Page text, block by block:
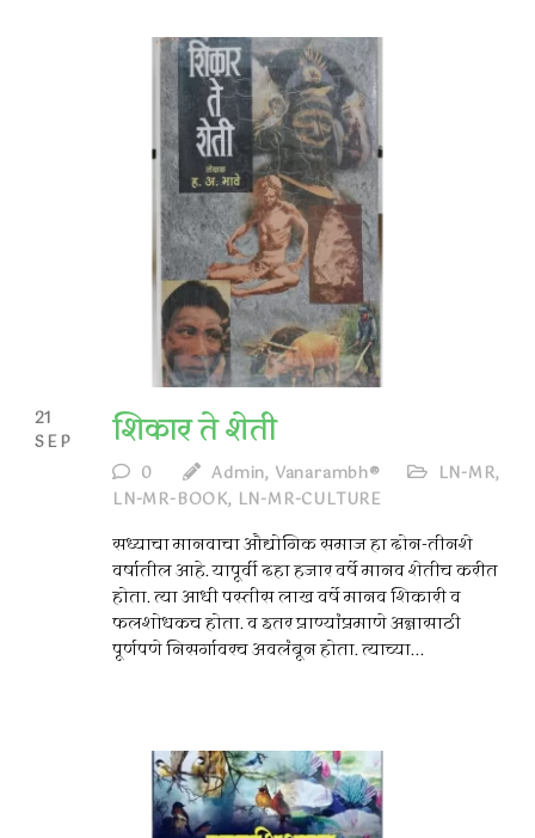
21
SEP
शिकार ते शेती
0 Admin, Vanarambh® LN-MR,
LN-MR-BOOK, LN-MR-CULTURE
सध्याचा मानवाचा औद्योगिक समाज हा दोन-तीनशे
वर्षातील आहे. यापूर्वी दहा हजार वर्षे मानव शेतीच करीत
होता. त्या आधी पस्तीस लाख वर्षे मानव शिकारी व
फलशोधकच होता. व इतर प्राण्यांप्रमाणे अन्नासाठी
पूर्णपणे निसर्गावरच अवलंबून होता. त्याच्या...